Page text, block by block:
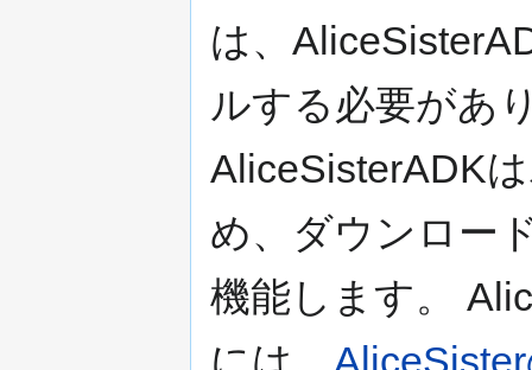
は、
ルする必要があ
AliceSisterADK
め、ダウンロー
機能します。
には、